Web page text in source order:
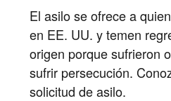
El asilo se ofrece a
en EE. UU. y temen
origen porque sufrieron
sufrir persecución.
solicitud de asilo.